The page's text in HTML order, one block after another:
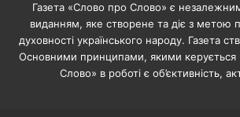
Газета «Слово про Слово» є
виданням, яке створене та діє з метою
духовності українського народу. Газета
Основними принципами, якими керується
Слово» в роботі є об’єктивність,